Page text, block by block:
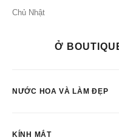
Chủ Nhật
Ở
NƯỚC HOA VÀ LÀM ĐẸP
KÍNH MẮT